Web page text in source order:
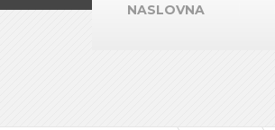
NASLOVNA